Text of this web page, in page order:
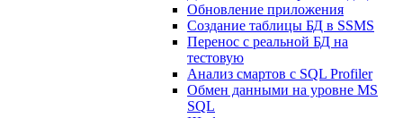
Обновление приложения
Создание таблицы БД в SSMS
Перенос с реальной БД на
тестовую
Анализ смартов с SQL Profiler
Обмен данными на уровне MS
SQL